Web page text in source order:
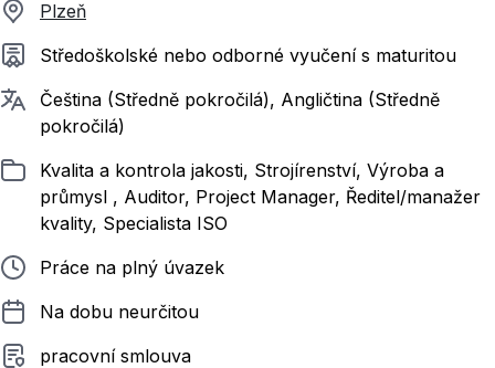
Plzeň
Požadované vzdělání
Středoškolské nebo odborné vyučení s maturitou
Požadované jazyky
Čeština (Středně pokročilá), Angličtina (Středně
pokročilá)
ZařazenoKvalita a kontrola jakosti, Strojírenství, Výroba a
průmysl , Auditor, Project Manager, Ředitel/manažer
kvality, Specialista ISO
Typ pracovního poměru
Práce na plný úvazek
Délka pracovního poměru
Na dobu neurčitou
Typ smluvního vztahu
pracovní smlouva